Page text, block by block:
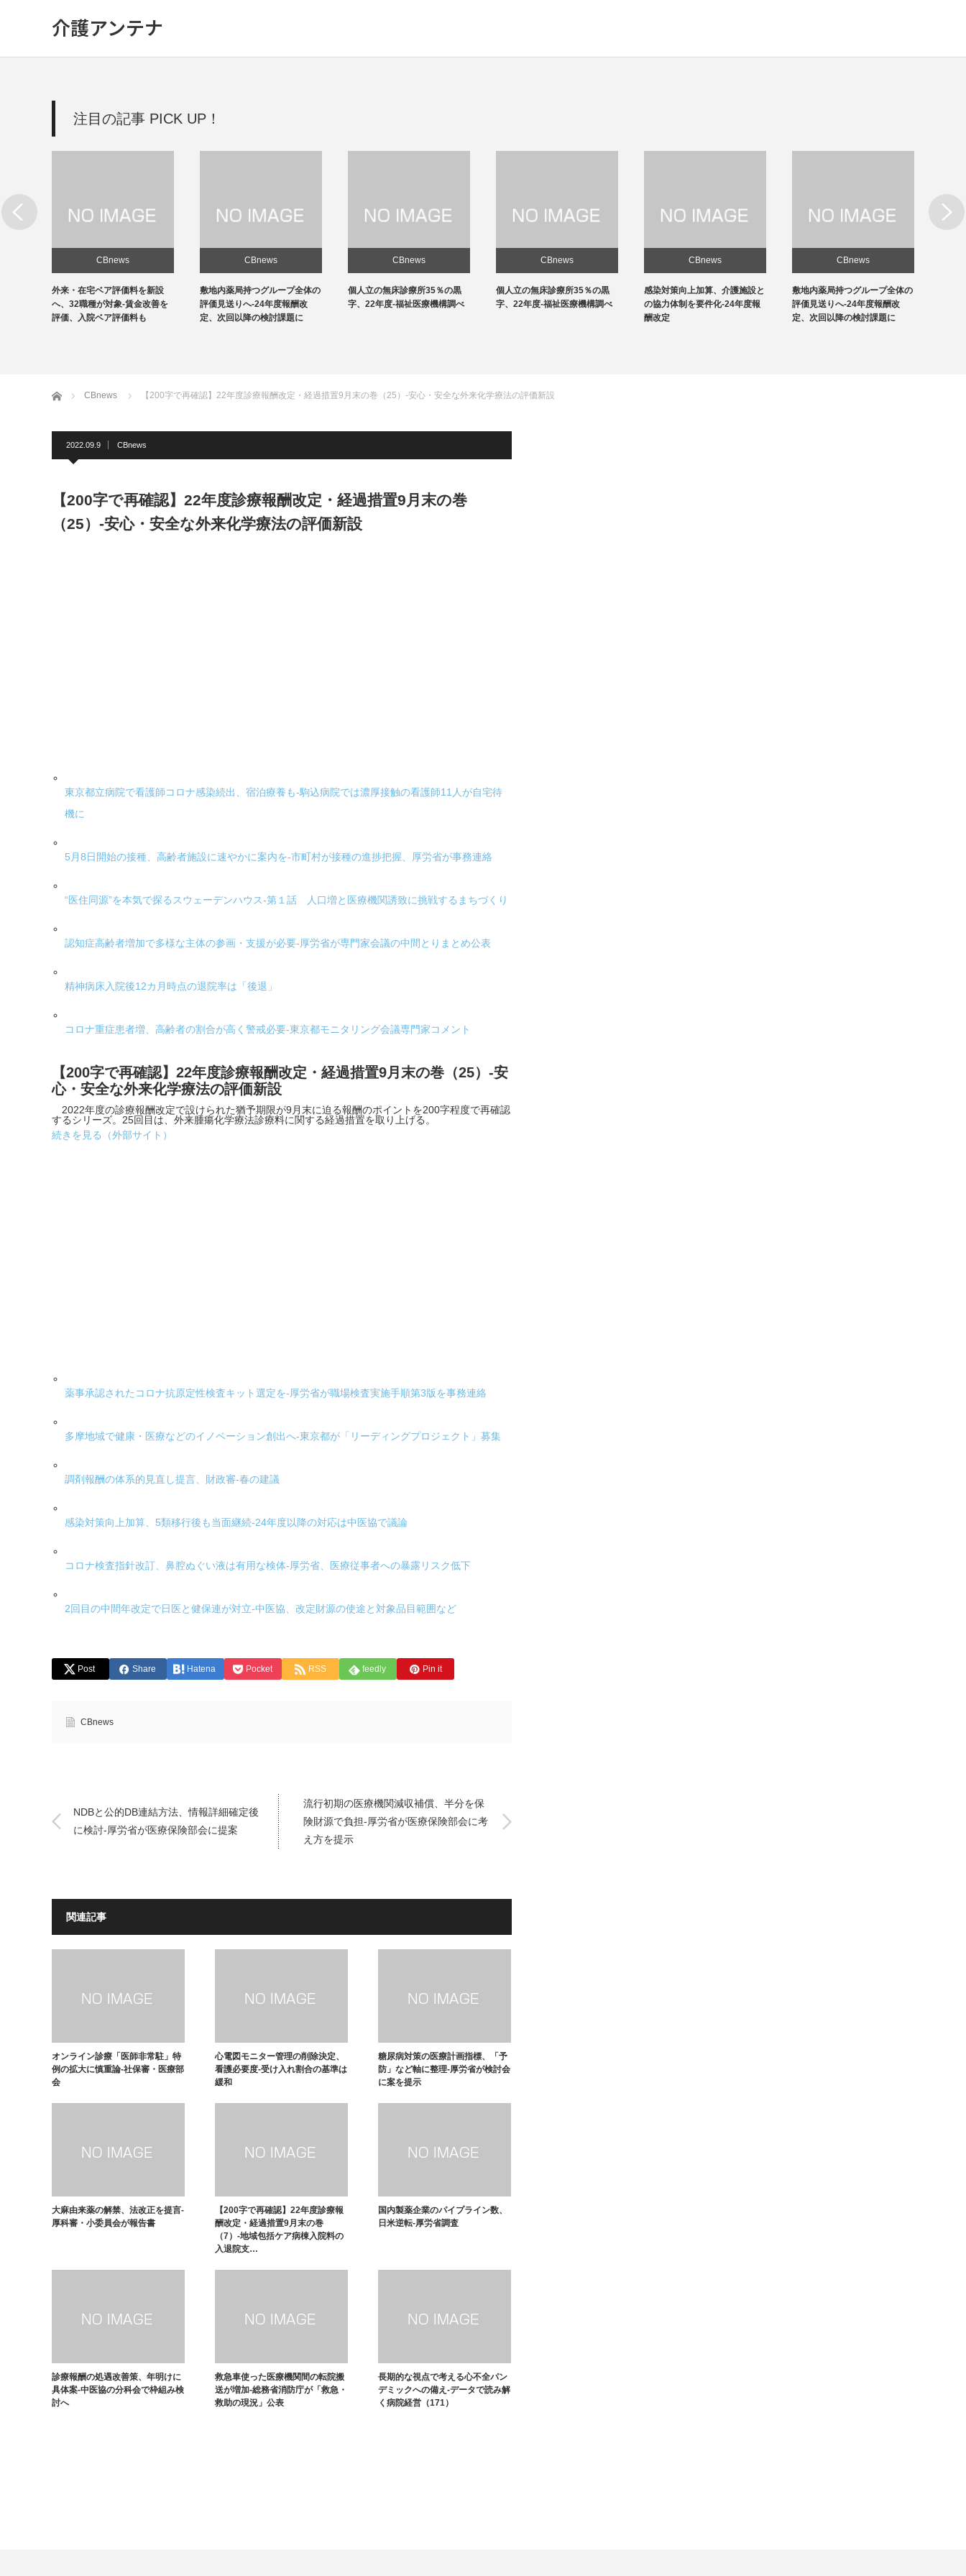
介護アンテナ
注目の記事 PICK UP！
CBnews
敷地内薬局持つグループ全体の
評価見送りへ-24年度報酬改
定、次回以降の検討課題に
CBnews
個人立の無床診療所35％の黒
字、22年度-福祉医療機構調べ
CBnews
個人立の無床診療所35％の黒
字、22年度-福祉医療機構調べ
CBnews
感染対策向上加算、介護施設と
の協力体制を要件化-24年度報
CBnews
敷地内薬局持つグループ全体の
評価見送りへ-24年度報酬改
定、次回以降の検討課題に
CBnews
急性期1の在院日数、支払側
「14日以内」主張-診療側「分
化の前につぶれる」、公益裁定
Next
ホーム CBnews 【200字で再確認】22年度診療報酬改定・経過措置9月末の巻（25）-安心・安全な外来化学療法の評価新設
2022.09.9 CBnews
【200字で再確認】22年度診療報酬改定・経過措置9月末の巻
（25）-安心・安全な外来化学療法の評価新設
東京都立病院で看護師コロナ感染続出、宿泊療養も-駒込病院では濃厚接触の看護師11人が自宅待
機に
5月8日開始の接種、高齢者施設に速やかに案内を-市町村が接種の進捗把握、厚労省が事務連絡
“医住同源”を本気で探るスウェーデンハウス-第１話 人口増と医療機関誘致に挑戦するまちづくり
認知症高齢者増加で多様な主体の参画・支援が必要-厚労省が専門家会議の中間とりまとめ公表
精神病床入院後12カ月時点の退院率は「後退」
コロナ重症患者増、高齢者の割合が高く警戒必要-東京都モニタリング会議専門家コメント
【200字で再確認】22年度診療報酬改定・経過措置9月末の巻（25）-安
心・安全な外来化学療法の評価新設
2022年度の診療報酬改定で設けられた猶予期限が9月末に迫る報酬のポイントを200字程度で再確認
するシリーズ。25回目は、外来腫瘍化学療法診療料に関する経過措置を取り上げる。
続きを見る（外部サイト）
薬事承認されたコロナ抗原定性検査キット選定を-厚労省が職場検査実施手順第3版を事務連絡
多摩地域で健康・医療などのイノベーション創出へ-東京都が「リーディングプロジェクト」募集
調剤報酬の体系的見直し提言、財政審-春の建議
感染対策向上加算、5類移行後も当面継続-24年度以降の対応は中医協で議論
コロナ検査指針改訂、鼻腔ぬぐい液は有用な検体-厚労省、医療従事者への暴露リスク低下
2回目の中間年改定で日医と健保連が対立-中医協、改定財源の使途と対象品目範囲など
Post Share Hatena Pocket RSS feedly Pin it
CBnews
NDBと公的DB連結方法、情報詳細確定後
に検討-厚労省が医療保険部会に提案
流行初期の医療機関減収補償、半分を保
険財源で負担-厚労省が医療保険部会に考
え方を提示
関連記事
オンライン診療「医師非常駐」特
例の拡大に慎重論-社保審・医療部
会
心電図モニター管理の削除決定、
看護必要度-受け入れ割合の基準は
緩和
糖尿病対策の医療計画指標、「予
防」など軸に整理-厚労省が検討会
に案を提示
大麻由来薬の解禁、法改正を提言-
厚科審・小委員会が報告書
【200字で再確認】22年度診療報
酬改定・経過措置9月末の巻
（7）-地域包括ケア病棟入院料の
入退院支…
国内製薬企業のパイプライン数、
日米逆転-厚労省調査
診療報酬の処遇改善策、年明けに
具体案-中医協の分科会で枠組み検
討へ
救急車使った医療機関間の転院搬
送が増加-総務省消防庁が「救急・
救助の現況」公表
長期的な視点で考える心不全パン
デミックへの備え-データで読み解
く病院経営（171）